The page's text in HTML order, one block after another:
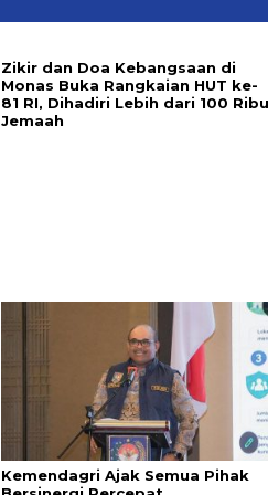
Zikir dan Doa Kebangsaan di
Monas Buka Rangkaian HUT ke-
81 RI, Dihadiri Lebih dari 100 Ribu
Jemaah
Kemendagri Ajak Semua Pihak